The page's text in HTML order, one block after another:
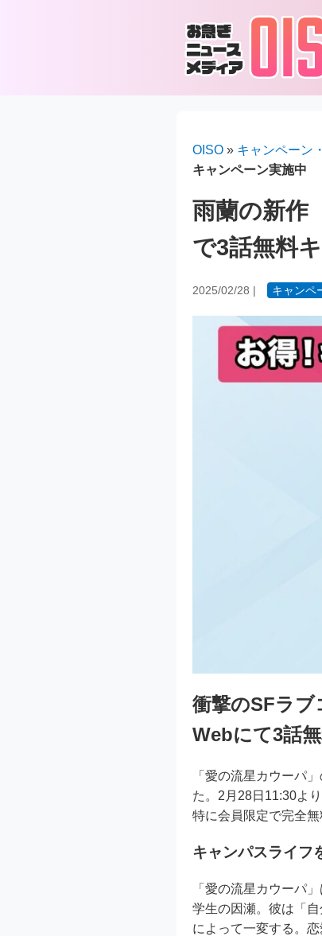
OISO » キャンペーン
キャンペーン実施中
雨蘭の新作
で3話無料
2025/02/28 | キャンペ
衝撃のSFラ
Webにて3話
「愛の流星カウーパ
た。2月28日11:30よ
特に会員限定で完全
キャンパスライフ
「愛の流星カウーパ
学生の因瀬。彼は「
によって一変する。